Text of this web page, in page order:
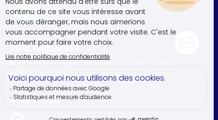
NOUS CONTACTER
Bureau des congrès de Nantes et Saint-Nazaire
+33(0)2 40 35 55 **
NOUS SUIVRE